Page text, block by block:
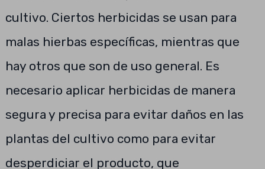
cultivo. Ciertos herbicidas se usan para
malas hierbas específicas, mientras que
hay otros que son de uso general. Es
necesario aplicar herbicidas de manera
segura y precisa para evitar daños en las
plantas del cultivo como para evitar
desperdiciar el producto, que